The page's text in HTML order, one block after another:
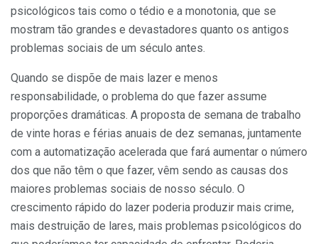
psicológicos tais como o tédio e a monotonia, que se
mostram tão grandes e devastadores quanto os antigos
problemas sociais de um século antes.
Quando se dispõe de mais lazer e menos
responsabilidade, o problema do que fazer assume
proporções dramáticas. A proposta de semana de trabalho
de vinte horas e férias anuais de dez semanas, juntamente
com a automatização acelerada que fará aumentar o número
dos que não têm o que fazer, vêm sendo as causas dos
maiores problemas sociais de nosso século. O
crescimento rápido do lazer poderia produzir mais crime,
mais destruição de lares, mais problemas psicológicos do